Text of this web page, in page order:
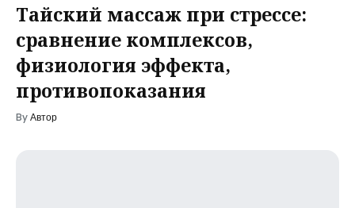
Тайский массаж при стрессе:
сравнение комплексов,
физиология эффекта,
противопоказания
ByАвтор